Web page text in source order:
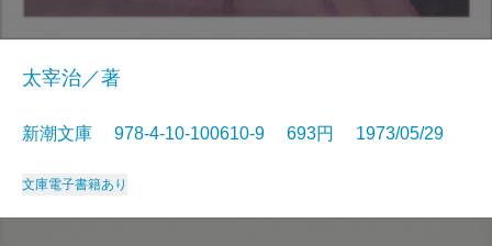
太宰治／著
新潮文庫 978-4-10-100610-9 693円 1973/05/29
文庫電子書籍あり